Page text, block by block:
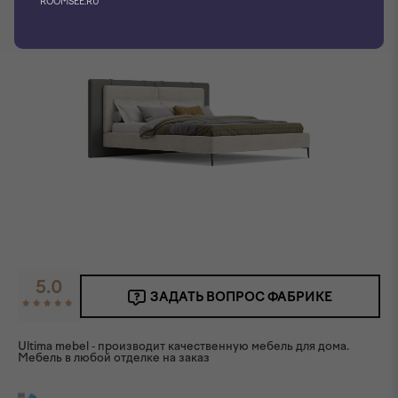
5.0 ЗАДАТЬ ВОПРОС ФАБРИКЕ
Ultima mebel - производит качественную мебель для дома.
Мебель в любой отделке на заказ